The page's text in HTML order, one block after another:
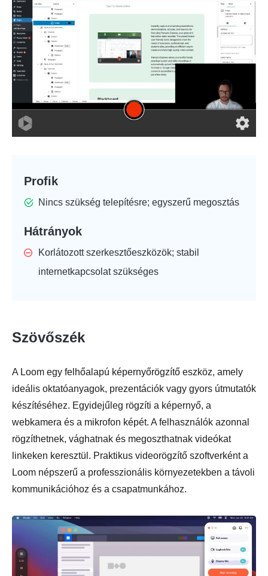
Profik
Nincs szükség telepítésre; egyszerű megosztás
Hátrányok
Korlátozott szerkesztőeszközök; stabil
internetkapcsolat szükséges
Szövőszék
A Loom egy felhőalapú képernyőrögzítő eszköz, amely
ideális oktatóanyagok, prezentációk vagy gyors útmutatók
készítéséhez. Egyidejűleg rögzíti a képernyő, a
webkamera és a mikrofon képét. A felhasználók azonnal
rögzíthetnek, vághatnak és megoszthatnak videókat
linkeken keresztül. Praktikus videorögzítő szoftverként a
Loom népszerű a professzionális környezetekben a távoli
kommunikációhoz és a csapatmunkához.